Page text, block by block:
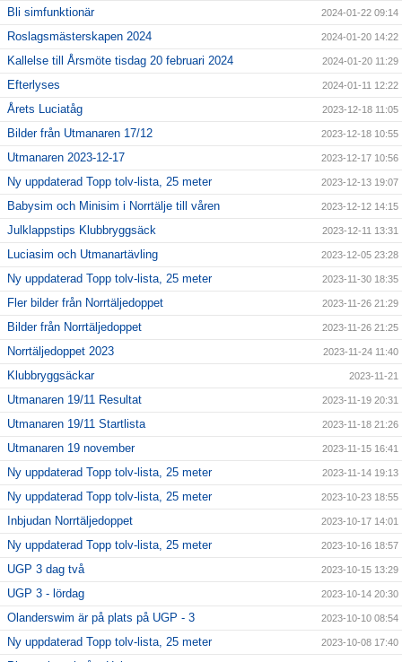
Bli simfunktionär 2024-01-22 09:14
Roslagsmästerskapen 2024 2024-01-20 14:22
Kallelse till Årsmöte tisdag 20 februari 2024 2024-01-20 11:29
Efterlyses 2024-01-11 12:22
Årets Luciatåg 2023-12-18 11:05
Bilder från Utmanaren 17/12 2023-12-18 10:55
Utmanaren 2023-12-17 2023-12-17 10:56
Ny uppdaterad Topp tolv-lista, 25 meter 2023-12-13 19:07
Babysim och Minisim i Norrtälje till våren 2023-12-12 14:15
Julklappstips Klubbryggsäck 2023-12-11 13:31
Luciasim och Utmanartävling 2023-12-05 23:28
Ny uppdaterad Topp tolv-lista, 25 meter 2023-11-30 18:35
Fler bilder från Norrtäljedoppet 2023-11-26 21:29
Bilder från Norrtäljedoppet 2023-11-26 21:25
Norrtäljedoppet 2023 2023-11-24 11:40
Klubbryggsäckar 2023-11-21
Utmanaren 19/11 Resultat 2023-11-19 20:31
Utmanaren 19/11 Startlista 2023-11-18 21:26
Utmanaren 19 november 2023-11-15 16:41
Ny uppdaterad Topp tolv-lista, 25 meter 2023-11-14 19:13
Ny uppdaterad Topp tolv-lista, 25 meter 2023-10-23 18:55
Inbjudan Norrtäljedoppet 2023-10-17 14:01
Ny uppdaterad Topp tolv-lista, 25 meter 2023-10-16 18:57
UGP 3 dag två 2023-10-15 13:29
UGP 3 - lördag 2023-10-14 20:30
Olanderswim är på plats på UGP - 3 2023-10-10 08:54
Ny uppdaterad Topp tolv-lista, 25 meter 2023-10-08 17:40